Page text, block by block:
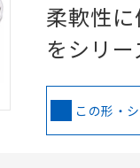
柔軟性
をシリ
この形・